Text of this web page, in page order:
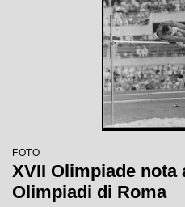
FOTO
XVII Olimpiade nota
Olimpiadi di Roma